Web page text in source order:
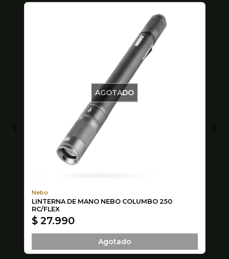
AGOTADO
Nebo
LINTERNA DE MANO NEBO COLUMBO 250
RC/FLEX
$ 27.990
Agotado